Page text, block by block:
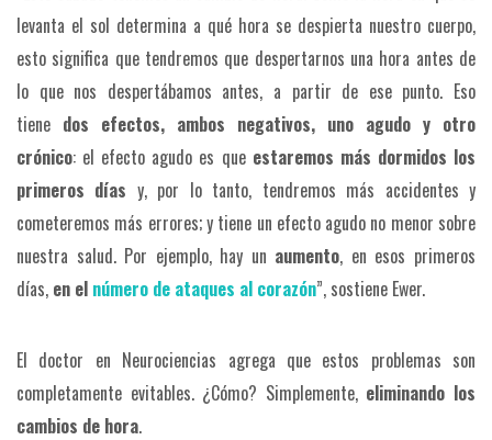
levanta el sol determina a qué hora se despierta nuestro cuerpo,
esto significa que tendremos que despertarnos una hora antes de
lo que nos despertábamos antes, a partir de ese punto. Eso
tiene dos efectos, ambos negativos, uno agudo y otro
crónico: el efecto agudo es que estaremos más dormidos los
primeros días y, por lo tanto, tendremos más accidentes y
cometeremos más errores; y tiene un efecto agudo no menor sobre
nuestra salud. Por ejemplo, hay un aumento, en esos primeros
días, en el número de ataques al corazón”, sostiene Ewer.
El doctor en Neurociencias agrega que estos problemas son
completamente evitables. ¿Cómo? Simplemente, eliminando los
cambios de hora.